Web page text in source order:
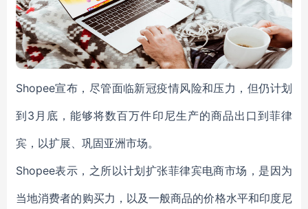
Shopee宣布，尽管面临新冠疫情风险和压力，但仍计划
到3月底，能够将数百万件印尼生产的商品出口到菲律
宾，以扩展、巩固亚洲市场。
Shopee表示，之所以计划扩张菲律宾电商市场，是因为
当地消费者的购买力，以及一般商品的价格水平和印度尼